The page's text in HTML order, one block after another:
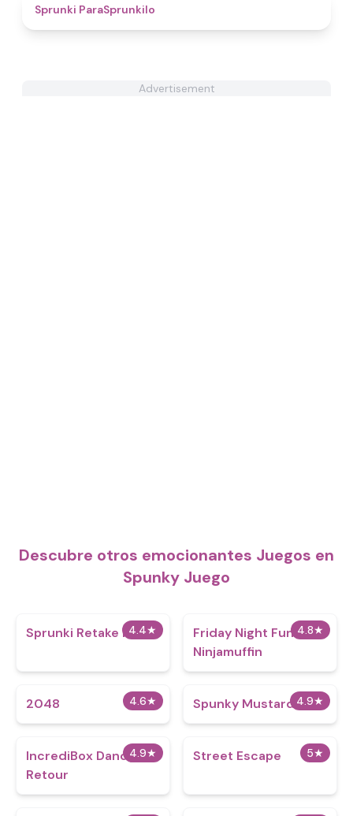
Sprunki ParaSprunkilo
Advertisement
Descubre otros emocionantes Juegos en
Spunky Juego
4.4★
Sprunki Retake Max 4.8★
Friday Night Funkin
Ninjamuffin
4.6★
2048 4.9★
Spunky Mustard
4.9★
IncrediBox Dandy's
Retour
5★
Street Escape